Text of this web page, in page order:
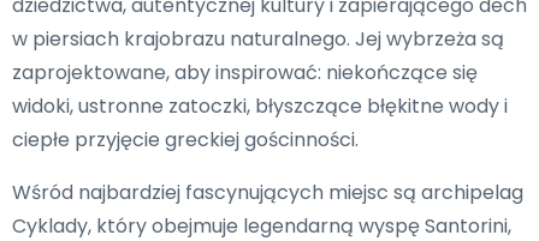
w piersiach krajobrazu naturalnego. Jej wybrzeża są
zaprojektowane, aby inspirować: niekończące się
widoki, ustronne zatoczki, błyszczące błękitne wody i
ciepłe przyjęcie greckiej gościnności.
Wśród najbardziej fascynujących miejsc są archipelag
Cyklady, który obejmuje legendarną wyspę Santorini,